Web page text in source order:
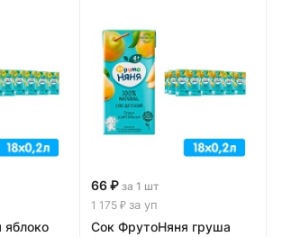
66 ₽ за 1 шт
1 175 ₽ за уп
Сок ФрутоНяня груша